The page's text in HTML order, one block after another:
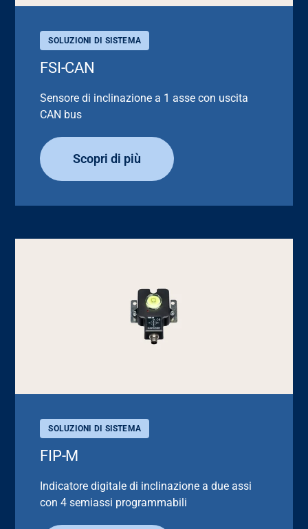
SOLUZIONI DI SISTEMA
FSI-CAN
Sensore di inclinazione a 1 asse con uscita
CAN bus
Scopri di più
SOLUZIONI DI SISTEMA
FIP-M
Indicatore digitale di inclinazione a due assi
con 4 semiassi programmabili